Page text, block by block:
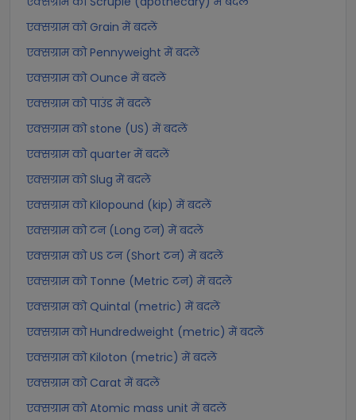
एक्सग्राम को Grain में बदलें
एक्सग्राम को Pennyweight में बदलें
एक्सग्राम को Ounce में बदलें
एक्सग्राम को पाउंड में बदलें
एक्सग्राम को stone (US) में बदलें
एक्सग्राम को quarter में बदलें
एक्सग्राम को Slug में बदलें
एक्सग्राम को Kilopound (kip) में बदलें
एक्सग्राम को टन (Long टन) में बदलें
एक्सग्राम को US टन (Short टन) में बदलें
एक्सग्राम को Tonne (Metric टन) में बदलें
एक्सग्राम को Quintal (metric) में बदलें
एक्सग्राम को Hundredweight (metric) में बदलें
एक्सग्राम को Kiloton (metric) में बदलें
एक्सग्राम को Carat में बदलें
एक्सग्राम को Atomic mass unit में बदलें